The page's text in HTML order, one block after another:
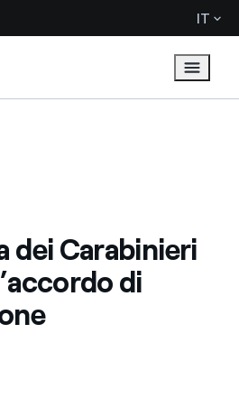
IT
dei Carabinieri
di